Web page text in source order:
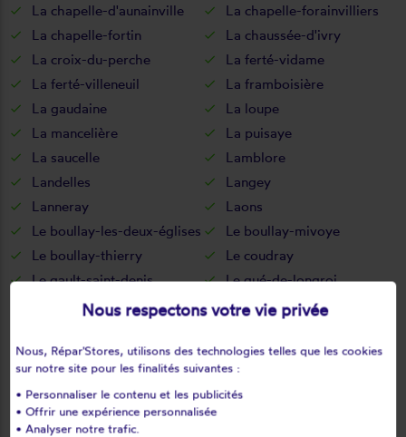
La chapelle-d'aunainville
La chapelle-forainvilliers
La chapelle-fortin
La chaussée-d'ivry
La croix-du-perche
La ferté-vidame
La ferté-villeneuil
La framboisière
La gaudaine
La loupe
La mancelière
La puisaye
La saucelle
Lamblore
Landelles
Langey
Lanneray
Laons
Le boullay-les-deux-églises
Le boullay-mivoye
Le boullay-thierry
Le coudray
Le gault-saint-denis
Le gué-de-longroi
Le mesnil-simon
Le thieulin
Les autels-villevillon
Les châtelets
Les châtelliers-notre-dame
Les corvées-les-yys
Les etilleux
Les pinthières
Nous respectons votre vie privée
Nous, Répar'Stores, utilisons des technologies telles que les cookies
sur notre site pour les finalités suivantes :
• Personnaliser le contenu et les publicités
• Offrir une expérience personnalisée
• Analyser notre trafic.